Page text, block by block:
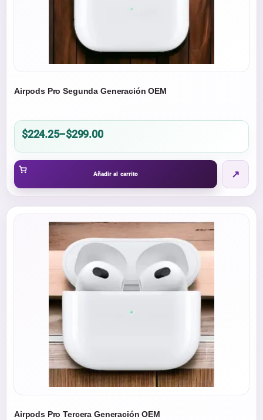
Airpods Pro Segunda Generación OEM
$224.25–$299.00
Price
$224.25
through
$299.00
Añadir al carrito ↗
Airpods Pro Tercera Generación OEM